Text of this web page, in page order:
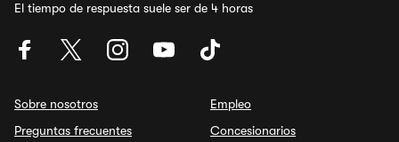
El tiempo de respuesta suele ser de 4 horas
Sobre nosotros
Preguntas frecuentes
Empleo
Concesionarios